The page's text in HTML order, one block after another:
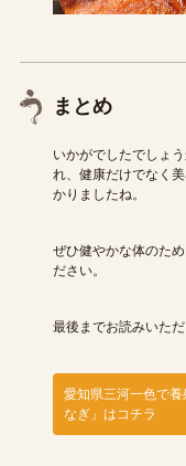
まとめ
いかがでしたでしょ
れ、健康だけでなく
かりましたね。
ぜひ健やかな体のた
ださい。
最後までお読みいた
愛知県三河一色で
なぎ」はコチラ